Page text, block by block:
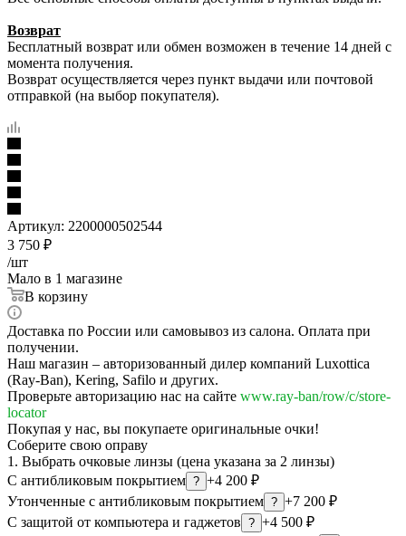
Возврат
Бесплатный возврат или обмен возможен в течение 14 дней с
момента получения.
Возврат осуществляется через пункт выдачи или почтовой
отправкой (на выбор покупателя).
Артикул: 2200000502544
3 750 ₽
/шт
Мало в 1 магазине
В корзину
Доставка по России или самовывоз из салона. Оплата при
получении.
Наш магазин – авторизованный дилер компаний Luxottica
(Ray-Ban), Kering, Safilo и других.
Проверьте авторизацию нас на сайте www.ray-ban/row/c/store-
locator
Покупая у нас, вы покупаете оригинальные очки!
Соберите свою оправу
1. Выбрать очковые линзы (цена указана за 2 линзы)
С антибликовым покрытием ? +4 200 ₽
Утонченные с антибликовым покрытием ? +7 200 ₽
С защитой от компьютера и гаджетов ? +4 500 ₽